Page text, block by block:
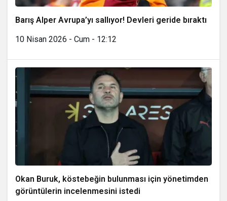
Barış Alper Avrupa’yı sallıyor! Devleri geride bıraktı
10 Nisan 2026 - Cum - 12:12
Okan Buruk, köstebeğin bulunması için yönetimden
görüntülerin incelenmesini istedi